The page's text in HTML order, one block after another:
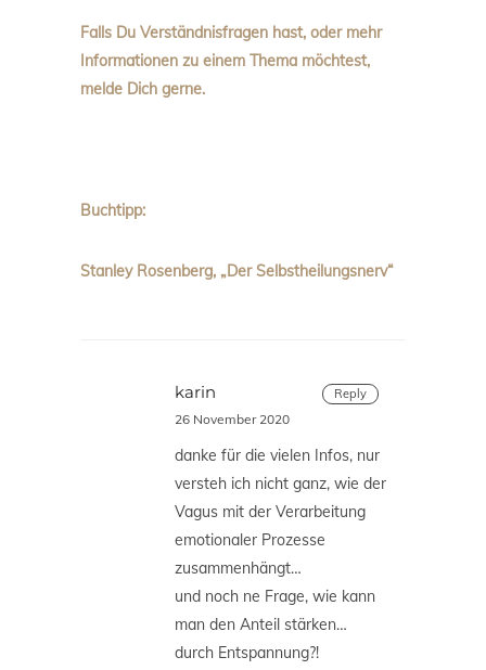
Falls Du Verständnisfragen hast, oder mehr
Informationen zu einem Thema möchtest,
melde Dich gerne.
Buchtipp:
Stanley Rosenberg, „Der Selbstheilungsnerv“
Reply
karin
26 November 2020
danke für die vielen Infos, nur
versteh ich nicht ganz, wie der
Vagus mit der Verarbeitung
emotionaler Prozesse
zusammenhängt…
und noch ne Frage, wie kann
man den Anteil stärken…
durch Entspannung?!